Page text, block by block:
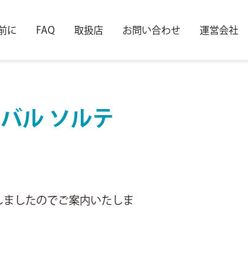
に FAQ 取扱店 お問い合わせ 運営会社
ル ソルテ
ましたのでご案内いたしま